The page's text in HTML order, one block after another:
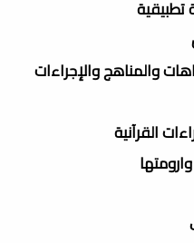
والمناهج والإجراءات
القرآنية